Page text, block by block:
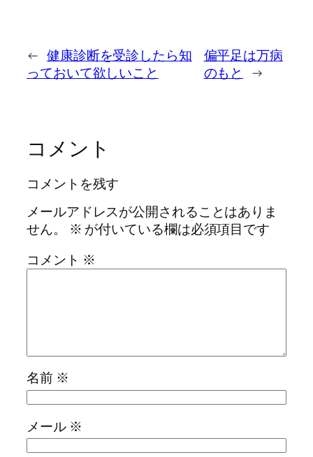
← 健康診断を受診したら知
っておいて欲しいこと
偏平足は万病
のもと
→
コメント
コメントを残す
メールアドレスが公開されることはありま
せん。
※ が付いている欄は必須項目です
コメント ※
名前 ※
メール ※